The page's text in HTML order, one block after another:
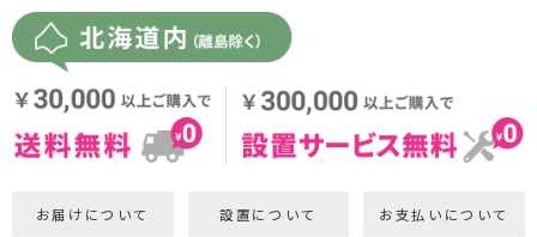
お届けについて 設置について お支払いについて